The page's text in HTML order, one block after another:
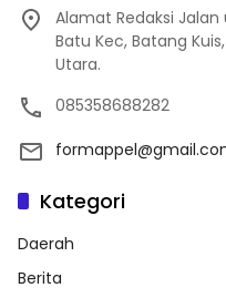
Alamat Redaksi Jalan
Batu Kec, Batang
Utara.
085358688282
Kategori
Daerah
Berita